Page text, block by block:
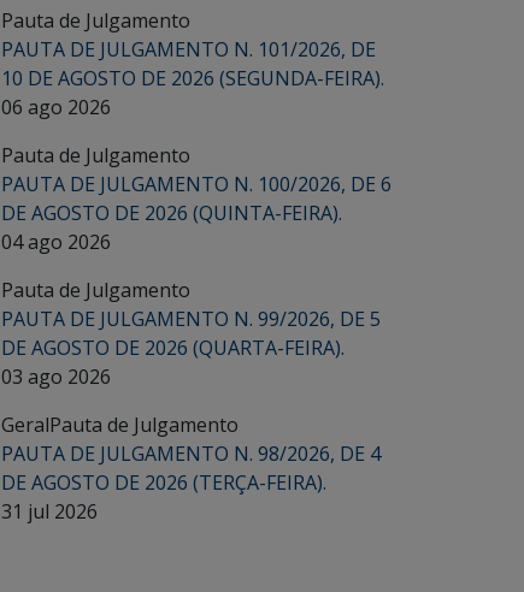
Pauta de Julgamento
PAUTA DE JULGAMENTO N. 101/2026, DE
10 DE AGOSTO DE 2026 (SEGUNDA-FEIRA).
06 ago 2026
Pauta de Julgamento
PAUTA DE JULGAMENTO N. 100/2026, DE 6
DE AGOSTO DE 2026 (QUINTA-FEIRA).
04 ago 2026
Pauta de Julgamento
PAUTA DE JULGAMENTO N. 99/2026, DE 5
DE AGOSTO DE 2026 (QUARTA-FEIRA).
03 ago 2026
GeralPauta de Julgamento
PAUTA DE JULGAMENTO N. 98/2026, DE 4
DE AGOSTO DE 2026 (TERÇA-FEIRA).
31 jul 2026